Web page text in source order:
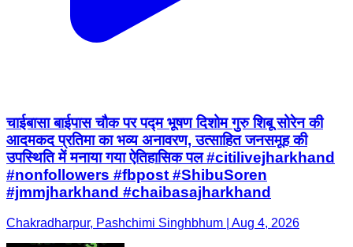
चाईबासा बाईपास चौक पर पद्म भूषण दिशोम गुरु शिबू सोरेन की
आदमकद प्रतिमा का भव्य अनावरण, उत्साहित जनसमूह की
उपस्थिति में मनाया गया ऐतिहासिक पल #citilivejharkhand
#nonfollowers #fbpost #ShibuSoren
#jmmjharkhand #chaibasajharkhand
Chakradharpur, Pashchimi Singhbhum | Aug 4, 2026